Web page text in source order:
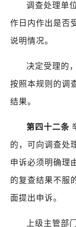
调查处理单
作日内作出是否
说明情况。
决定受理的
按照本规则的调
结果。
第四十二条
的，可向调查处
申诉必须明确理
的复查结果不服
面提出申诉。
上级主管部